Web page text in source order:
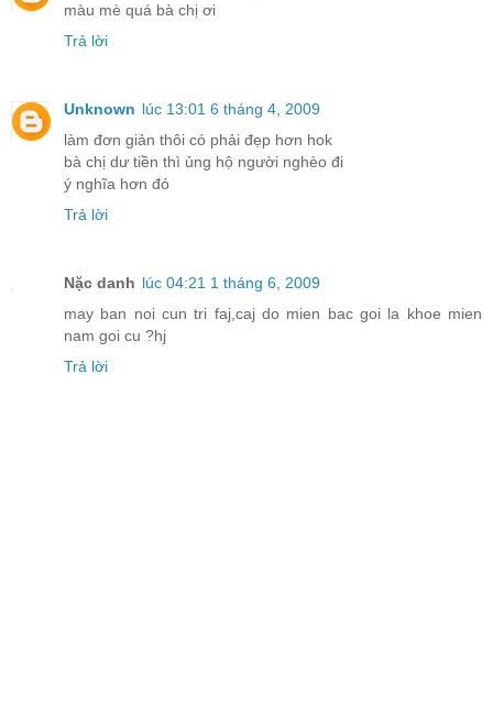
màu mè quá bà chị ơi
Trả lời
Unknown lúc 13:01 6 tháng 4, 2009
làm đơn giản thôi có phải đẹp hơn hok
bà chị dư tiền thì ủng hộ người nghèo đi
ý nghĩa hơn đó
Trả lời
Nặc danh lúc 04:21 1 tháng 6, 2009
may ban noi cun tri faj,caj do mien bac goi la khoe mien
nam goi cu ?hj
Trả lời